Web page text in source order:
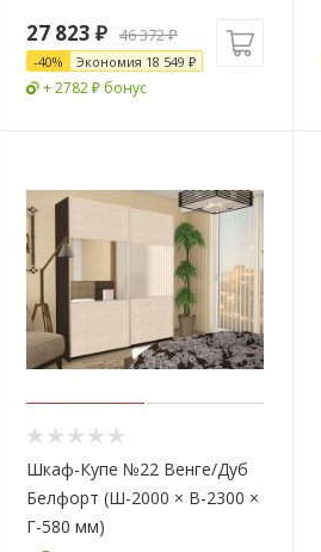
27 823 ₽ 46 372₽
-40% Экономия 18 549 ₽
+ 2782 ₽ бонус
Шкаф-Купе №22 Венге/Дуб
Белфорт (Ш-2000 × В-2300 ×
Г-580 мм)